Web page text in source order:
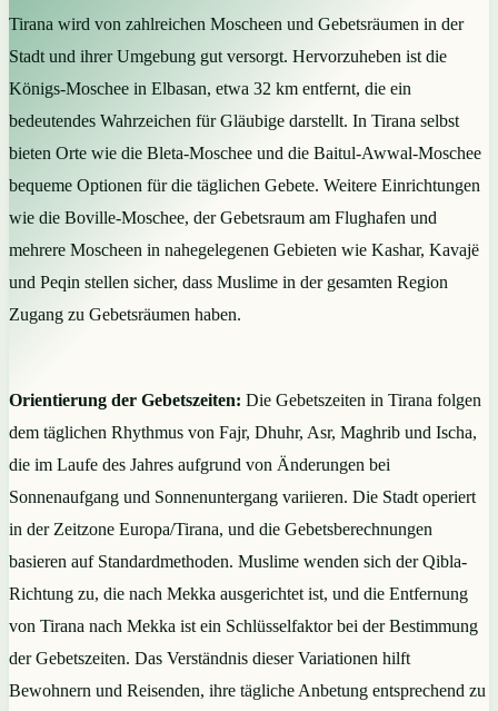
Tirana wird von zahlreichen Moscheen und Gebetsräumen in der
Stadt und ihrer Umgebung gut versorgt. Hervorzuheben ist die
Königs-Moschee in Elbasan, etwa 32 km entfernt, die ein
bedeutendes Wahrzeichen für Gläubige darstellt. In Tirana selbst
bieten Orte wie die Bleta-Moschee und die Baitul-Awwal-Moschee
bequeme Optionen für die täglichen Gebete. Weitere Einrichtungen
wie die Boville-Moschee, der Gebetsraum am Flughafen und
mehrere Moscheen in nahegelegenen Gebieten wie Kashar, Kavajë
und Peqin stellen sicher, dass Muslime in der gesamten Region
Zugang zu Gebetsräumen haben.
Orientierung der Gebetszeiten: Die Gebetszeiten in Tirana folgen
dem täglichen Rhythmus von Fajr, Dhuhr, Asr, Maghrib und Ischa,
die im Laufe des Jahres aufgrund von Änderungen bei
Sonnenaufgang und Sonnenuntergang variieren. Die Stadt operiert
in der Zeitzone Europa/Tirana, und die Gebetsberechnungen
basieren auf Standardmethoden. Muslime wenden sich der Qibla-
Richtung zu, die nach Mekka ausgerichtet ist, und die Entfernung
von Tirana nach Mekka ist ein Schlüsselfaktor bei der Bestimmung
der Gebetszeiten. Das Verständnis dieser Variationen hilft
Bewohnern und Reisenden, ihre tägliche Anbetung entsprechend zu